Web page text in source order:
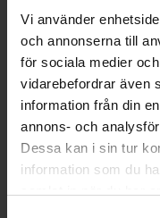
Vi använder
och annonserna till
för sociala medier
vidarebefordrar även
information från din
annons- och
Dessa kan i sin tur
information som du
Glaskeramikspis
Cylinda S6264KVESV
Varmluft